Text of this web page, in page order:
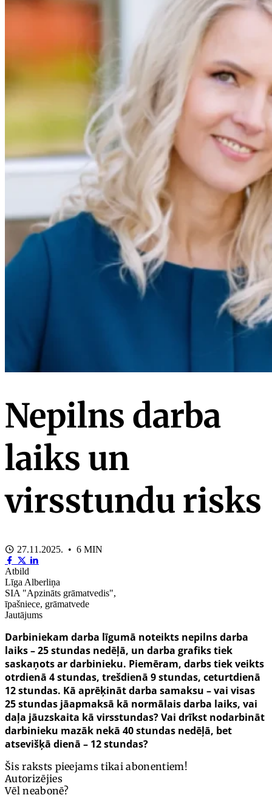
Nepilns darba
laiks un
virsstundu risks
27.11.2025. • 6 MIN
Atbild
Līga Alberliņa
SIA "Apzināts grāmatvedis",
īpašniece, grāmatvede
Jautājums
Darbiniekam darba līgumā noteikts nepilns darba
laiks – 25 stundas nedēļā, un darba grafiks tiek
saskaņots ar darbinieku. Piemēram, darbs tiek veikts
otrdienā 4 stundas, trešdienā 9 stundas, ceturtdienā
12 stundas. Kā aprēķināt darba samaksu – vai visas
25 stundas jāapmaksā kā normālais darba laiks, vai
daļa jāuzskaita kā virsstundas? Vai drīkst nodarbināt
darbinieku mazāk nekā 40 stundas nedēļā, bet
atsevišķā dienā – 12 stundas?
Šis raksts pieejams tikai abonentiem!
Autorizējies
Vēl neabonē?